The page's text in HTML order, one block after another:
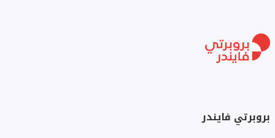
بروبرتي فايندر